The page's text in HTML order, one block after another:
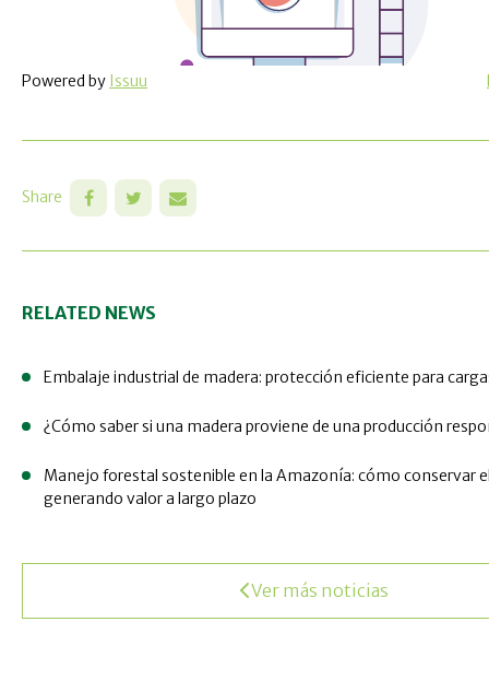
Powered by Issuu
Share
RELATED NEWS
Embalaje industrial de madera: protección eficiente para
¿Cómo saber si una madera proviene de una producción
Manejo forestal sostenible en la Amazonía: cómo conservar
generando valor a largo plazo
Ver más noticias